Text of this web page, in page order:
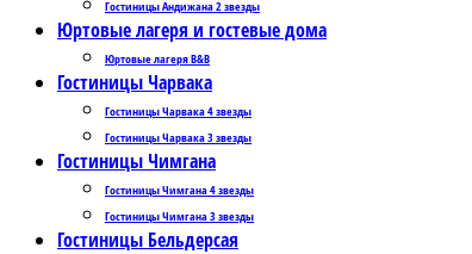
Гостиницы Андижана 2 звезды
Юртовые лагеря и гостевые дома
Юртовые лагеря B&B
Гостиницы Чарвака
Гостиницы Чарвака 4 звезды
Гостиницы Чарвака 3 звезды
Гостиницы Чимгана
Гостиницы Чимгана 4 звезды
Гостиницы Чимгана 3 звезды
Гостиницы Бельдерсая